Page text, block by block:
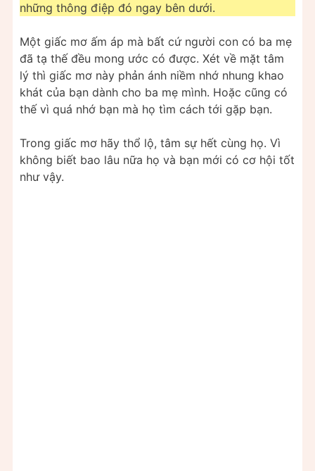
những thông điệp đó ngay bên dưới.
Một giấc mơ ấm áp mà bất cứ người con có ba mẹ
đã tạ thế đều mong ước có được. Xét về mặt tâm
lý thì giấc mơ này phản ánh niềm nhớ nhung khao
khát của bạn dành cho ba mẹ mình. Hoặc cũng có
thế vì quá nhớ bạn mà họ tìm cách tới gặp bạn.
Trong giấc mơ hãy thổ lộ, tâm sự hết cùng họ. Vì
không biết bao lâu nữa họ và bạn mới có cơ hội tốt
như vậy.